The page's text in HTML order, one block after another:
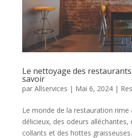
Le nettoyage des restaurants
savoir
par Allservices | Mai 6, 2024|
Le monde de la restauration rime
délicieux, des odeurs alléchantes,
collants et des hottes graisseuses.